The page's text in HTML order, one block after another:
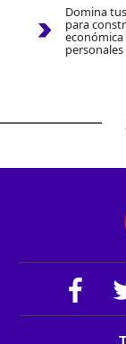
Domina
para
personales